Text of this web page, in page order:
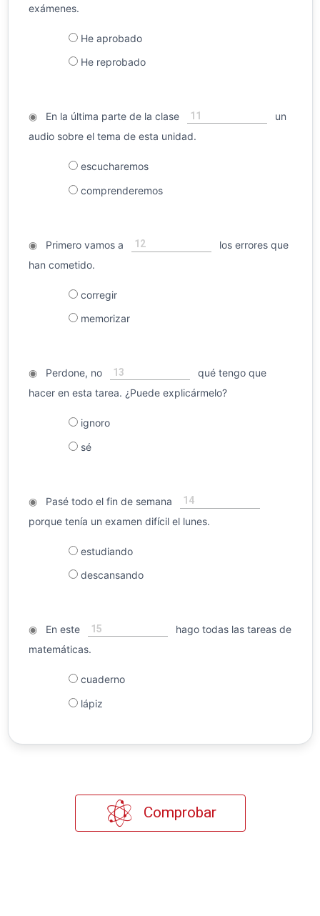
exámenes.
He aprobado
He reprobado
◉En la última parte de la clase 11
un
audio sobre el tema de esta unidad.
escucharemos
comprenderemos
◉Primero vamos a 12
los errores que
han cometido.
corregir
memorizar
◉Perdone, no 13
qué tengo que
hacer en esta tarea. ¿Puede explicármelo?
ignoro
sé
◉Pasé todo el fin de semana 14
porque tenía un examen difícil el lunes.
estudiando
descansando
◉En este 15
hago todas las tareas de
matemáticas.
cuaderno
lápiz
Comprobar